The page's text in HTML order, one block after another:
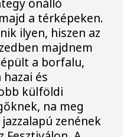
a térképeken.
ilyen, hiszen az
majdnem
a borfalu,
és
külföldi
na meg
zenének